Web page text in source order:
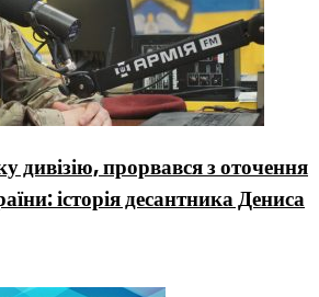
дивізію, прорвався з оточення
історія десантника Дениса